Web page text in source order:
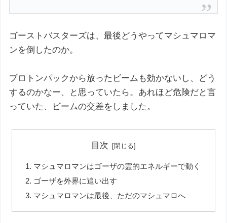
ゴーストバスターズは、最後どうやってマシュマロマ
ンを倒したのか。
プロトンパックから放ったビームも効かないし、どう
するのかなー、と思っていたら。あれほど危険だと言
っていた、ビームの交差をしました。
目次
マシュマロマンはゴーザの霊的エネルギーで動く
ゴーザを外界に追い出す
マシュマロマンは最後、ただのマシュマロへ